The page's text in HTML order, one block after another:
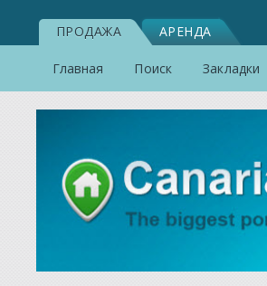
ПРОДАЖА АРЕНДА
Главная Поиск Закладки